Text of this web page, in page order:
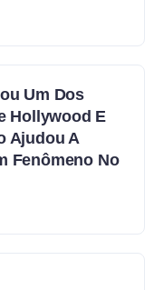
Um Dos
Hollywood E
Ajudou A
Fenômeno No